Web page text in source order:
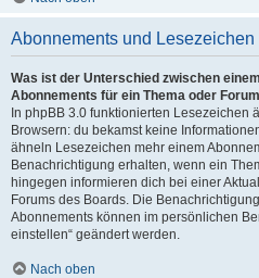
Abonnements und Lesezeichen
Was ist der Unterschied zwischen
Abonnements für ein Thema oder
In phpBB 3.0 funktionierten Lesezeichen
Browsern: du bekamst keine
ähneln Lesezeichen mehr einem
Benachrichtigung erhalten, wenn ein
hingegen informieren dich bei einer
Forums des Boards. Die
Abonnements können im persönlichen
einstellen“ geändert werden.
Nach oben